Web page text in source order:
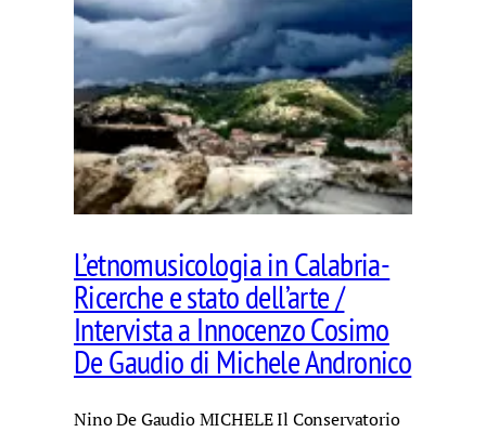
L’etnomusicologia in Calabria-
Ricerche e stato dell’arte /
Intervista a Innocenzo Cosimo
De Gaudio di Michele Andronico
Nino De Gaudio MICHELE Il Conservatorio